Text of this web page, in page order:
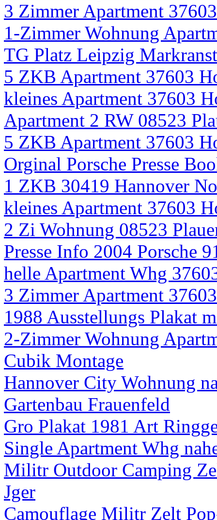
3 Zimmer Apartment
1-Zimmer Wohnung
TG Platz Leipzig
5 ZKB Apartment 37603
kleines Apartment 37603
Apartment 2 RW 08523
5 ZKB Apartment 37603
Orginal Porsche Presse
1 ZKB 30419 Hannover
kleines Apartment 37603
2 Zi Wohnung 08523
Presse Info 2004 Porsche
helle Apartment Whg
3 Zimmer Apartment
1988 Ausstellungs Plakat
2-Zimmer Wohnung
Cubik Montage
Hannover City Wohnung
Gartenbau Frauenfeld
Gro Plakat 1981 Art
Single Apartment Whg
Militr Outdoor Camping
Jger
Camouflage Militr Zelt